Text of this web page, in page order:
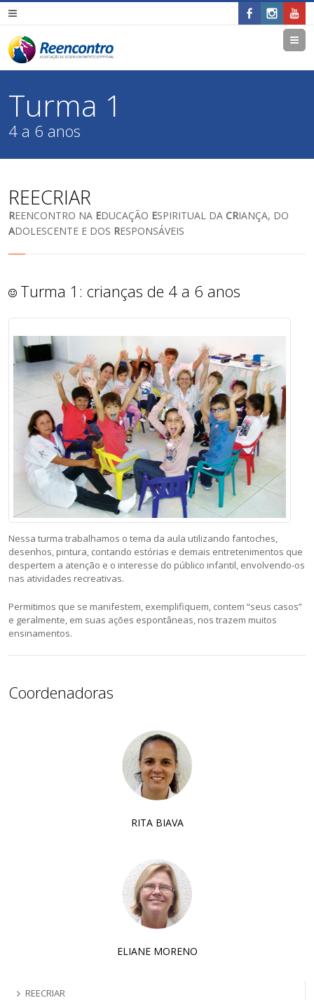
Turma 1
4 a 6 anos
REECRIAR
REENCONTRO NA EDUCAÇÃO ESPIRITUAL DA CRIANÇA, DO
ADOLESCENTE E DOS RESPONSÁVEIS
Turma 1: crianças de 4 a 6 anos
Nessa turma trabalhamos o tema da aula utilizando fantoches,
desenhos, pintura, contando estórias e demais entretenimentos que
despertem a atenção e o interesse do público infantil, envolvendo-os
nas atividades recreativas.
Permitimos que se manifestem, exemplifiquem, contem “seus casos”
e geralmente, em suas ações espontâneas, nos trazem muitos
ensinamentos.
Coordenadoras
RITA BIAVA
ELIANE MORENO
REECRIAR